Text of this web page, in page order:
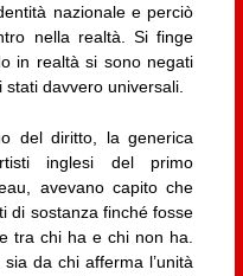
nazionale e perciò
nella realtà. Si finge
in realtà si sono negati
davvero universali.
del diritto, la generica
inglesi del primo
avevano capito che
di sostanza finché fosse
tra chi ha e chi non ha.
da chi afferma l’unità